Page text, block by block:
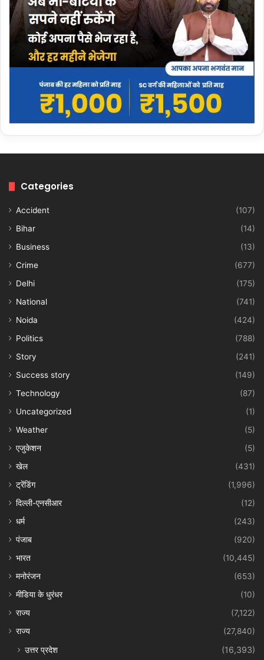
Categories
Accident
(107)
Bihar
(14)
Business
(13)
Crime
(677)
Delhi
(175)
National
(741)
Noida
(424)
Politics
(788)
Story
(241)
Success story
(149)
Technology
(87)
Uncategorized
(1)
Weather
(5)
एजुकेशन
(5)
खेल
(431)
ट्रेंडिंग
(1,996)
दिल्ली-एनसीआर
(12)
धर्म
(243)
पंजाब
(920)
भारत
(10,445)
मनोरंजन
(653)
मीडिया के धुरंधर
(10)
राज्य
(7,122)
राज्य
(27,840)
उत्तर प्रदेश
(16,393)